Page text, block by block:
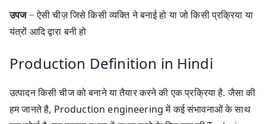
उपज− ऐसी चीज़ जिसे किसी व्यक्ति ने बनाई हो या जो किसी प्रक्रिया या
यंत्रों आदि द्वारा बनी हो
Production Definition in Hindi
उत्पादन किसी चीज को बनाने या तैयार करने की एक प्रक्रिया है. जैसा की
हम जानते है, Production engineering में कई संभावनाओं के साथ